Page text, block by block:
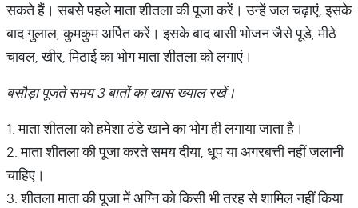
सकते हैं। सबसे पहले माता शीतला की पूजा करें। उन्हें जल चढ़ाएं, इसके
बाद गुलाल, कुमकुम अर्पित करें। इसके बाद बासी भोजन जैसे पूडे, मीठे
चावल, खीर, मिठाई का भोग माता शीतला को लगाएं।
बसौड़ा पूजते समय 3 बातों का खास ख्याल रखें।
1. माता शीतला को हमेशा ठंडे खाने का भोग ही लगाया जाता है।
2. माता शीतला की पूजा करते समय दीया, धूप या अगरबत्ती नहीं जलानी
चाहिए।
3. शीतला माता की पूजा में अग्नि को किसी भी तरह से शामिल नहीं किया